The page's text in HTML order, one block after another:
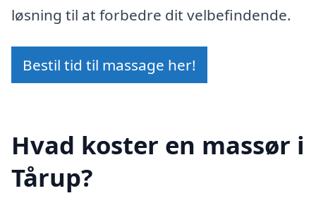
løsning til at forbedre dit velbefindende.
Bestil tid til massage her!
Hvad koster en massør i
Tårup?